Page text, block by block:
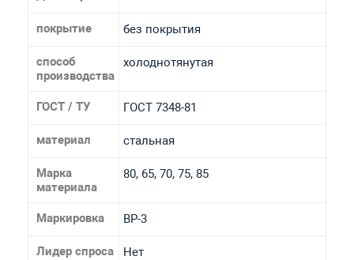
покрытие без покрытия
способ
производства
холоднотянутая
ГОСТ / ТУ ГОСТ 7348-81
материал стальная
Марка
материала
80, 65, 70, 75, 85
Маркировка ВР-3
Лидер спроса Нет